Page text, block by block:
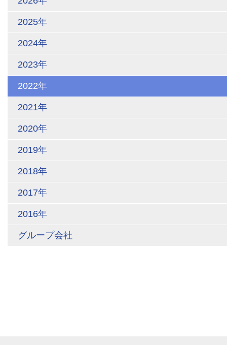
2025年
2024年
2023年
2022年
2021年
2020年
2019年
2018年
2017年
2016年
グループ会社